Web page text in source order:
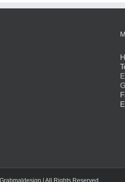
| All Rights Reserved